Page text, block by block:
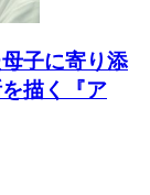
子に寄り添
描く『ア